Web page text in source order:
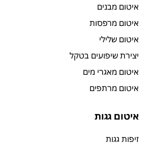
איטום מבנים
איטום מרפסות
איטום שלילי
יצירת שיפועים בטקל
איטום מאגרי מים
איטום מרתפים
איטום גגות
זיפות גגות